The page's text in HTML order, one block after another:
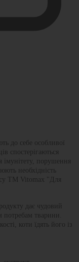
до себе особливої
спостерігаються
імунітету, порушення
необхідність
ТМ Vitomax "Для
дає чудовий
потребам тварини.
коти їдять його із